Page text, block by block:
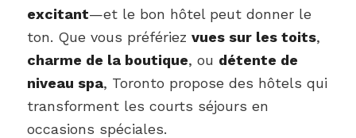
excitant—et le bon hôtel peut donner le
ton. Que vous préfériez vues sur les toits,
charme de la boutique, ou détente de
niveau spa, Toronto propose des hôtels qui
transforment les courts séjours en
occasions spéciales.